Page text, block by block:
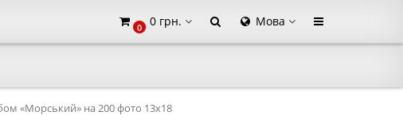
0 0 грн. Мова
«Морський» на 200 фото 13х18